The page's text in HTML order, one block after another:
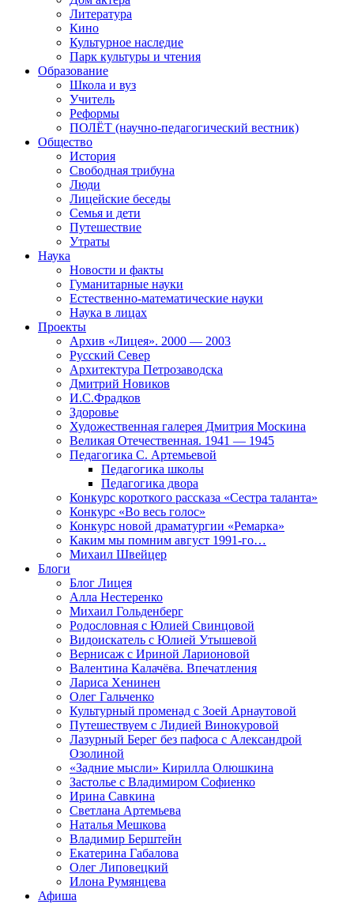
Литература
Кино
Культурное наследие
Парк культуры и чтения
Образование
Школа и вуз
Учитель
Реформы
ПОЛЁТ (научно-педагогический вестник)
Общество
История
Свободная трибуна
Люди
Лицейские беседы
Семья и дети
Путешествие
Утраты
Наука
Новости и факты
Гуманитарные науки
Естественно-математические науки
Наука в лицах
Проекты
Архив «Лицея». 2000 — 2003
Русский Север
Архитектура Петрозаводска
Дмитрий Новиков
И.С.Фрадков
Здоровье
Художественная галерея Дмитрия Москина
Великая Отечественная. 1941 — 1945
Педагогика С. Артемьевой
Педагогика школы
Педагогика двора
Конкурс короткого рассказа «Сестра таланта»
Конкурс «Во весь голос»
Конкурс новой драматургии «Ремарка»
Каким мы помним август 1991-го…
Михаил Швейцер
Блоги
Блог Лицея
Алла Нестеренко
Михаил Гольденберг
Родословная с Юлией Свинцовой
Видоискатель с Юлией Утышевой
Вернисаж с Ириной Ларионовой
Валентина Калачёва. Впечатления
Лариса Хенинен
Олег Гальченко
Культурный променад с Зоей Арнаутовой
Путешествуем с Лидией Винокуровой
Лазурный Берег без пафоса с Александрой
Озолиной
«Задние мысли» Кирилла Олюшкина
Застолье с Владимиром Софиенко
Ирина Савкина
Светлана Артемьева
Наталья Мешкова
Владимир Берштейн
Екатерина Габалова
Олег Липовецкий
Илона Румянцева
Афиша